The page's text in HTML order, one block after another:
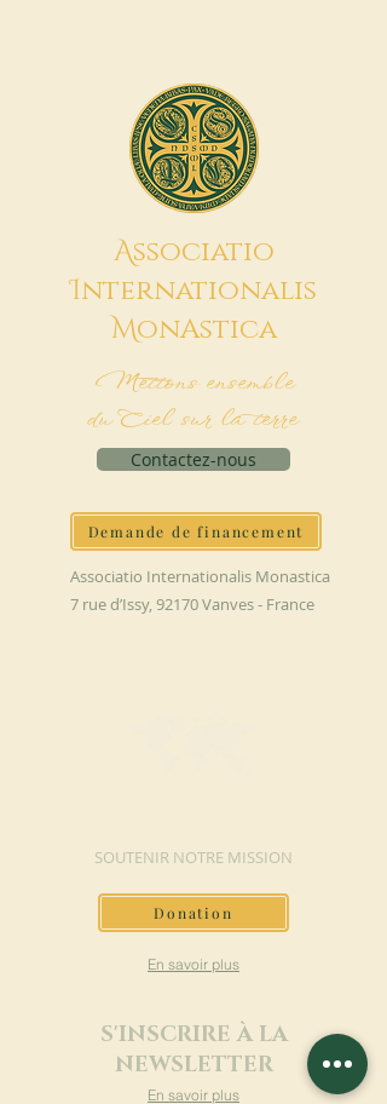
Associatio
Internationalis
MonAstica
Mettons ensemble
du Ciel sur la terre
Contactez-nous
Demande de financement
Associatio Internationalis Monastica
7 rue d’Issy, 92170 Vanves - France
SOUTENIR NOTRE MISSION
Donation
En savoir plus
S'INSCRIRE À LA
NEWSLETTER
En savoir plus